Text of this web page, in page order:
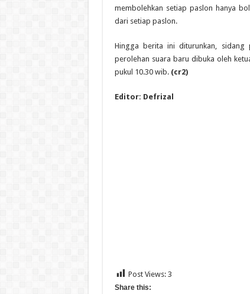
membolehkan setiap paslon hanya
dari setiap paslon.
Hingga berita ini diturunkan, sidang
perolehan suara baru dibuka oleh
pukul 10.30 wib.(cr2)
Editor: Defrizal
Post Views: 3
Share this: